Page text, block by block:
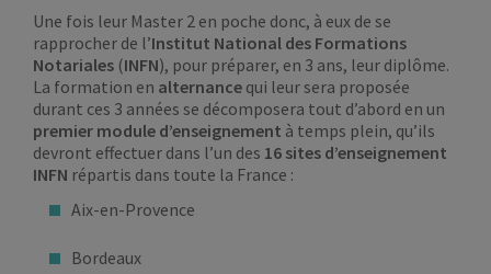
Une fois leur Master 2 en poche donc, à eux de se
rapprocher de l’Institut National des Formations
Notariales (INFN), pour préparer, en 3 ans, leur diplôme.
La formation en alternance qui leur sera proposée
durant ces 3 années se décomposera tout d’abord en un
premier module d’enseignement à temps plein, qu’ils
devront effectuer dans l’un des 16 sites d’enseignement
INFN répartis dans toute la France :
Aix-en-Provence
Bordeaux